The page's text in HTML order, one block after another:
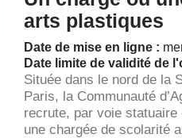
arts plastiques
Date de mise en ligne :
Date limite de validité de
Située dans le nord de la
Paris, la Communauté
recrute, par voie
une chargée de scolarité